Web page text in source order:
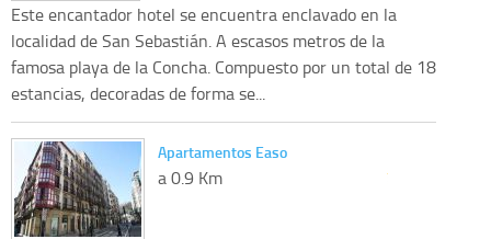
Este encantador hotel se encuentra enclavado en la
localidad de San Sebastián. A escasos metros de la
famosa playa de la Concha. Compuesto por un total de 18
estancias, decoradas de forma se...
Apartamentos Easo
a 0.9 Km